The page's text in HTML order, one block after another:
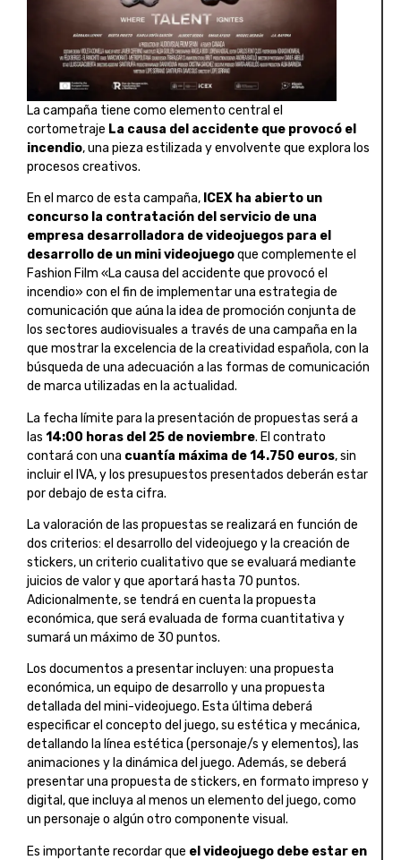
La campaña tiene como elemento central el
cortometraje La causa del accidente que provocó el
incendio, una pieza estilizada y envolvente que explora los
procesos creativos.
En el marco de esta campaña, ICEX ha abierto un
concurso la contratación del servicio de una
empresa desarrolladora de videojuegos para el
desarrollo de un mini videojuegoque complemente el
Fashion Film «La causa del accidente que provocó el
incendio» con el fin de implementar una estrategia de
comunicación que aúna la idea de promoción conjunta de
los sectores audiovisuales a través de una campaña en la
que mostrar la excelencia de la creatividad española, con la
búsqueda de una adecuación a las formas de comunicación
de marca utilizadas en la actualidad.
La fecha límite para la presentación de propuestas será a
las 14:00 horas del 25 de noviembre. El contrato
contará con una cuantía máxima de 14.750 euros, sin
incluir el IVA, y los presupuestos presentados deberán estar
por debajo de esta cifra.
La valoración de las propuestas se realizará en función de
dos criterios: el desarrollo del videojuego y la creación de
stickers, un criterio cualitativo que se evaluará mediante
juicios de valor y que aportará hasta 70 puntos.
Adicionalmente, se tendrá en cuenta la propuesta
económica, que será evaluada de forma cuantitativa y
sumará un máximo de 30 puntos.
Los documentos a presentar incluyen: una propuesta
económica, un equipo de desarrollo y una propuesta
detallada del mini-videojuego. Esta última deberá
especificar el concepto del juego, su estética y mecánica,
detallando la línea estética (personaje/s y elementos), las
animaciones y la dinámica del juego. Además, se deberá
presentar una propuesta de stickers, en formato impreso y
digital, que incluya al menos un elemento del juego, como
un personaje o algún otro componente visual.
Es importante recordar que el videojuego debe estar en